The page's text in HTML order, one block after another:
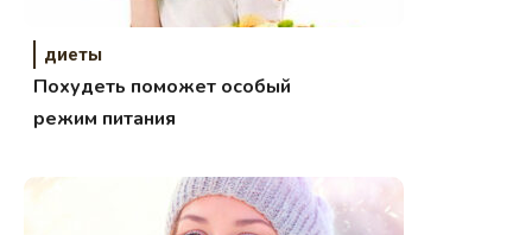
диеты
Похудеть поможет особый
режим питания